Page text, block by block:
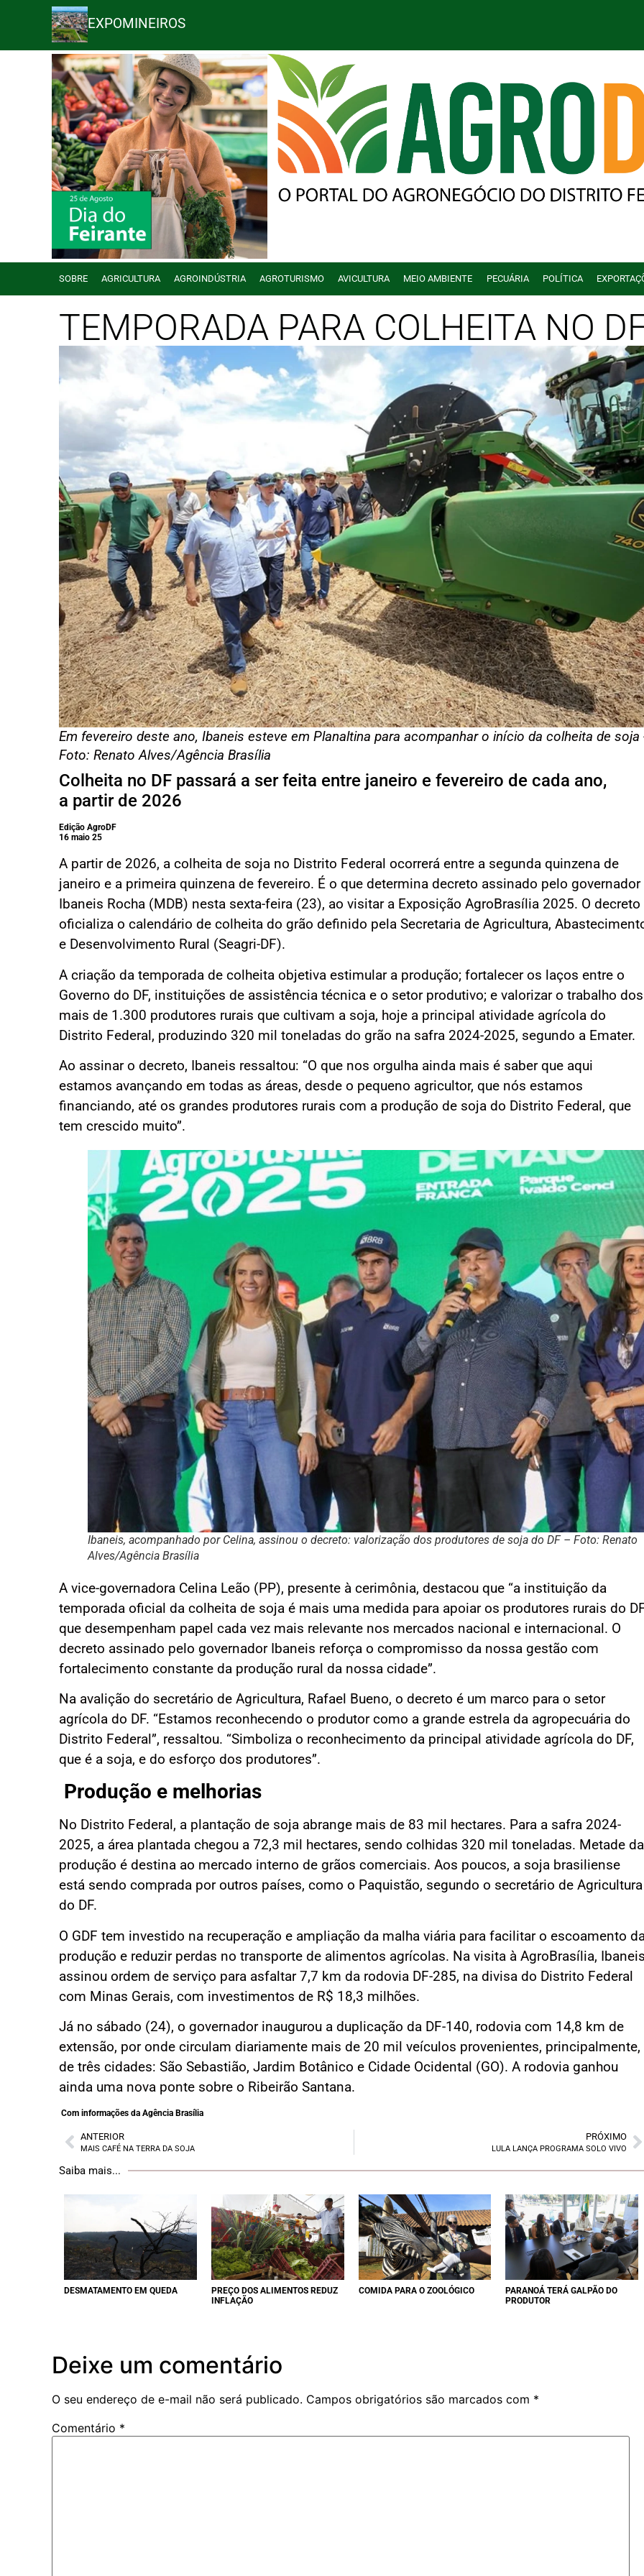
EXPOMINEIROS
SOBRE AGRICULTURA AGROINDÚSTRIA AGROTURISMO AVICULTURA MEIO AMBIENTE PECUÁRIA POLÍTICA
TEMPORADA PARA COLHEITA NO
Em fevereiro deste ano, Ibaneis esteve em Planaltina para acompanhar o início da colheita de soja
Foto: Renato Alves/Agência Brasília
Colheita no DF passará a ser feita entre janeiro e fevereiro de cada ano,
a partir de 2026
Edição AgroDF
16 maio 25
A partir de 2026, a colheita de soja no Distrito Federal ocorrerá entre a segunda quinzena de
janeiro e a primeira quinzena de fevereiro. É o que determina decreto assinado pelo governador
Ibaneis Rocha (MDB) nesta sexta-feira (23), ao visitar a Exposição AgroBrasília 2025. O decreto
oficializa o calendário de colheita do grão definido pela Secretaria de Agricultura,
e Desenvolvimento Rural (Seagri-DF).
A criação da temporada de colheita objetiva estimular a produção; fortalecer os laços entre o
Governo do DF, instituições de assistência técnica e o setor produtivo; e valorizar o trabalho dos
mais de 1.300 produtores rurais que cultivam a soja, hoje a principal atividade agrícola do
Distrito Federal, produzindo 320 mil toneladas do grão na safra 2024-2025, segundo a Emater.
Ao assinar o decreto, Ibaneis ressaltou: “O que nos orgulha ainda mais é saber que aqui
estamos avançando em todas as áreas, desde o pequeno agricultor, que nós estamos
financiando, até os grandes produtores rurais com a produção de soja do Distrito Federal, que
tem crescido muito”.
Ibaneis, acompanhado por Celina, assinou o decreto: valorização dos produtores de soja do DF – Foto: Renato
Alves/Agência Brasília
A vice-governadora Celina Leão (PP), presente à cerimônia, destacou que “a instituição da
temporada oficial da colheita de soja é mais uma medida para apoiar os produtores rurais do
que desempenham papel cada vez mais relevante nos mercados nacional e internacional. O
decreto assinado pelo governador Ibaneis reforça o compromisso da nossa gestão com
fortalecimento constante da produção rural da nossa cidade”.
Na avalição do secretário de Agricultura, Rafael Bueno, o decreto é um marco para o setor
agrícola do DF. “Estamos reconhecendo o produtor como a grande estrela da agropecuária do
Distrito Federal”, ressaltou. “Simboliza o reconhecimento da principal atividade agrícola do DF,
que é a soja, e do esforço dos produtores”.
Produção e melhorias
No Distrito Federal, a plantação de soja abrange mais de 83 mil hectares. Para a safra 2024-
2025, a área plantada chegou a 72,3 mil hectares, sendo colhidas 320 mil toneladas. Metade da
produção é destina ao mercado interno de grãos comerciais. Aos poucos, a soja brasiliense
está sendo comprada por outros países, como o Paquistão, segundo o secretário de Agricultura
do DF.
O GDF tem investido na recuperação e ampliação da malha viária para facilitar o escoamento
produção e reduzir perdas no transporte de alimentos agrícolas. Na visita à AgroBrasília,
assinou ordem de serviço para asfaltar 7,7 km da rodovia DF-285, na divisa do Distrito Federal
com Minas Gerais, com investimentos de R$ 18,3 milhões.
Já no sábado (24), o governador inaugurou a duplicação da DF-140, rodovia com 14,8 km de
extensão, por onde circulam diariamente mais de 20 mil veículos provenientes, principalmente,
de três cidades: São Sebastião, Jardim Botânico e Cidade Ocidental (GO). A rodovia ganhou
ainda uma nova ponte sobre o Ribeirão Santana.
Com informações da Agência Brasília
ANTERIOR
MAIS CAFÉ NA TERRA DA SOJA
PRÓXIMO
LULA LANÇA PROGRAMA SOLO VIVO
Saiba mais...
DESMATAMENTO EM QUEDA
PREÇO DOS ALIMENTOS REDUZ
INFLAÇÃO
COMIDA PARA O ZOOLÓGICO
PARANOÁ TERÁ GALPÃO DO
PRODUTOR
Deixe um comentário
O seu endereço de e-mail não será publicado. Campos obrigatórios são marcados com *
Comentário *